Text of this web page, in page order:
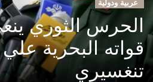
عربية ودولية
الحرس الثوري
قواته البحرية
تنغسيري